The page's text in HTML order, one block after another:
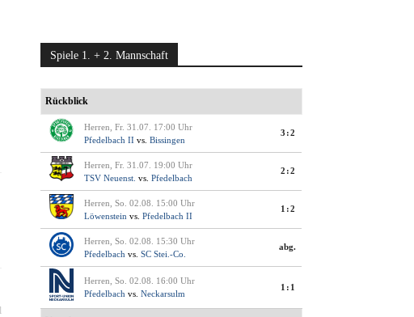
Spiele 1. + 2. Mannschaft
Rückblick
Herren, Fr. 31.07. 17:00 Uhr
Pfedelbach II vs. Bissingen
3:2
Herren, Fr. 31.07. 19:00 Uhr
TSV Neuenst. vs. Pfedelbach
2:2
Herren, So. 02.08. 15:00 Uhr
Löwenstein vs. Pfedelbach II
1:2
Herren, So. 02.08. 15:30 Uhr
Pfedelbach vs. SC Stei.-Co.
abg.
Herren, So. 02.08. 16:00 Uhr
Pfedelbach vs. Neckarsulm
1:1